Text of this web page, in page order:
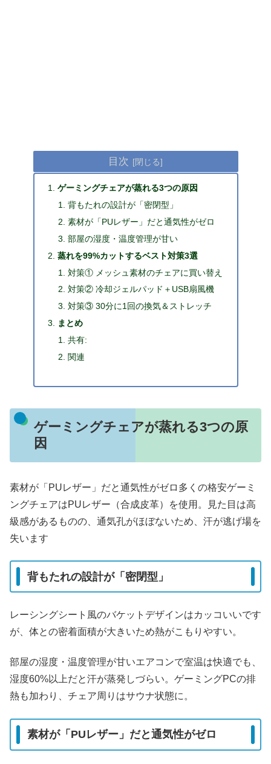
目次
ゲーミングチェアが蒸れる3つの原因
背もたれの設計が「密閉型」
素材が「PUレザー」だと通気性がゼロ
部屋の湿度・温度管理が甘い
蒸れを99%カットするベスト対策3選
対策① メッシュ素材のチェアに買い替え
対策② 冷却ジェルパッド＋USB扇風機
対策③ 30分に1回の換気＆ストレッチ
まとめ
共有:
関連
ゲーミングチェアが蒸れる3つの原
因
素材が「PUレザー」だと通気性がゼロ 多くの格安ゲーミ
ングチェアはPUレザー（合成皮革）を使用。見た目は高
級感があるものの、 通気孔がほぼないため、汗が逃げ場を
失います
背もたれの設計が「密閉型」
レーシングシート風のバケットデザインはカッコいいです
が、 体との密着面積が大きいため熱がこもりやすい。
部屋の湿度・温度管理が甘いエアコンで室温は快適でも、
湿度60%以上だと汗が蒸発しづらい。ゲーミングPCの排
熱も加わり、チェア周りはサウナ状態に。
素材が「PUレザー」だと通気性がゼロ